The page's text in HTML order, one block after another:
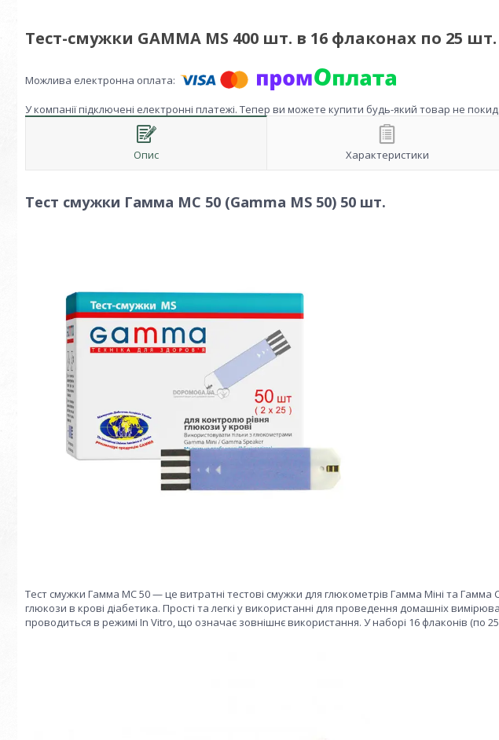
Тест-смужки GAMMA MS 400 шт. в 16 флаконах по 25
У компанії підключені електронні платежі. Тепер ви можете купити будь-який товар не
Опис Характеристики
Тест смужки Гамма МС 50 (Gamma MS 50) 50 шт.
Тест смужки Гамма МС 50 — це витратні тестові смужки для глюкометрів Гамма Міні та Гамма
глюкози в крові діабетика. Прості та легкі у використанні для проведення домашніх
проводиться в режимі In Vitro, що означає зовнішнє використання. У наборі 16 флаконів (по